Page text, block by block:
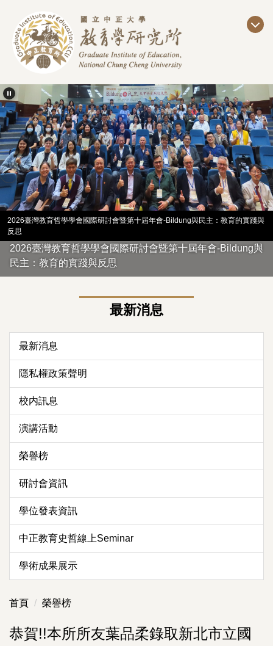
主
容
區
2026臺灣教育哲學學會國際研討會暨第十屆年會-Bildung與民主：教育的實踐與
反思
2026臺灣教育哲學學會國際研討會暨第十屆年會-Bildung與
民主：教育的實踐與反思
最新消息
最新消息
隱私權政策聲明
校内訊息
演講活動
榮譽榜
研討會資訊
學位發表資訊
中正教育史哲線上Seminar
學術成果展示
首頁 榮譽榜
恭賀!!本所所友葉品柔錄取新北市立國